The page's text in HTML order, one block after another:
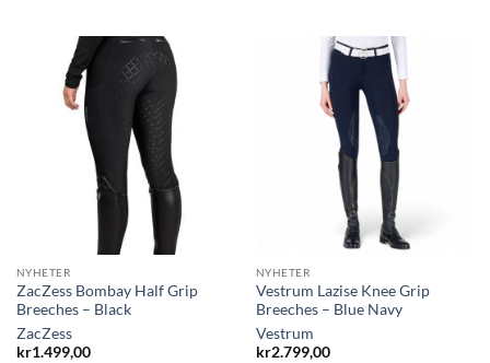
NYHETER
ZacZess Bombay Half Grip
Breeches – Black
ZacZess
kr1.499,00
NYHETER
Vestrum Lazise Knee Grip
Breeches – Blue Navy
Vestrum
kr2.799,00